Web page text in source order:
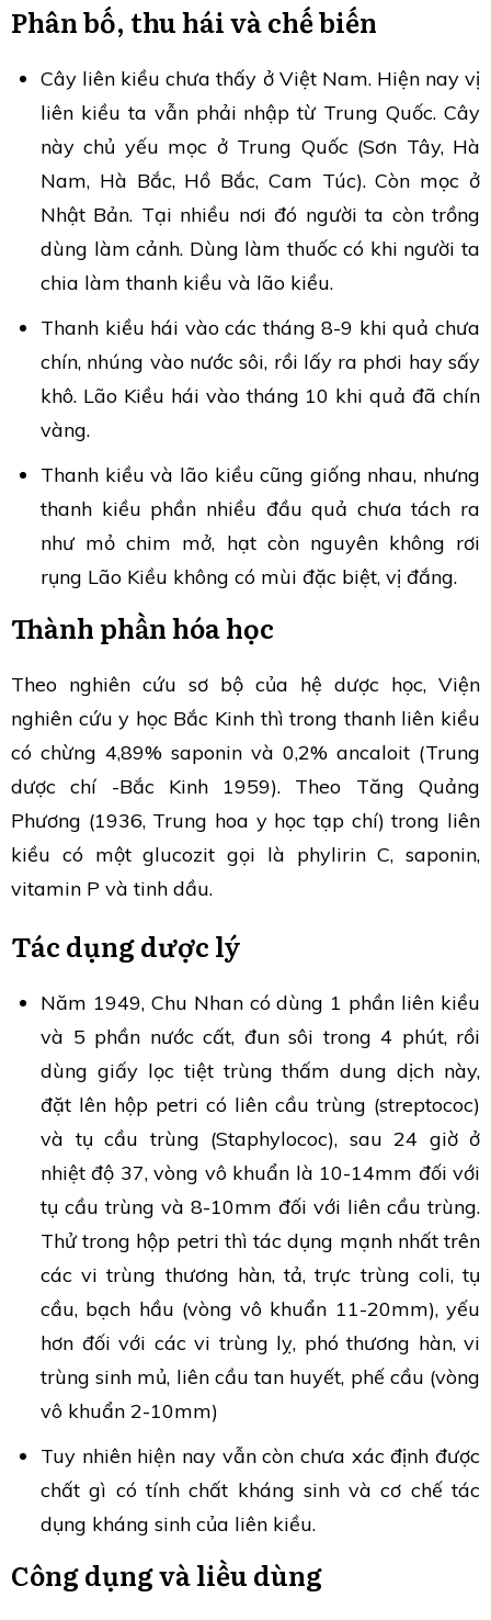
Phân bố, thu hái và chế biến
Cây liên kiều chưa thấy ở Việt Nam. Hiện nay vị
liên kiều ta vẫn phải nhập từ Trung Quốc. Cây
này chủ yếu mọc ở Trung Quốc (Sơn Tây, Hà
Nam, Hà Bắc, Hồ Bắc, Cam Túc). Còn mọc ở
Nhật Bản. Tại nhiều nơi đó người ta còn trồng
dùng làm cảnh. Dùng làm thuốc có khi người ta
chia làm thanh kiều và lão kiều.
Thanh kiều hái vào các tháng 8-9 khi quả chưa
chín, nhúng vào nước sôi, rồi lấy ra phơi hay sấy
khô. Lão Kiều hái vào tháng 10 khi quả đã chín
vàng.
Thanh kiều và lão kiều cũng giống nhau, nhưng
thanh kiều phần nhiều đầu quả chưa tách ra
như mỏ chim mở, hạt còn nguyên không rơi
rụng Lão Kiều không có mùi đặc biệt, vị đắng.
Thành phần hóa học
Theo nghiên cứu sơ bộ của hệ dược học, Viện
nghiên cứu y học Bắc Kinh thì trong thanh liên kiều
có chừng 4,89% saponin và 0,2% ancaloit (Trung
dược chí -Bắc Kinh 1959). Theo Tăng Quảng
Phương (1936, Trung hoa y học tạp chí) trong liên
kiều có một glucozit gọi là phylirin C, saponin,
vitamin P và tinh dầu.
Tác dụng dược lý
Năm 1949, Chu Nhan có dùng 1 phần liên kiều
và 5 phần nước cất, đun sôi trong 4 phút, rồi
dùng giấy lọc tiệt trùng thấm dung dịch này,
đặt lên hộp petri có liên cầu trùng (streptococ)
và tụ cầu trùng (Staphylococ), sau 24 giờ ở
nhiệt độ 37, vòng vô khuẩn là 10-14mm đối với
tụ cầu trùng và 8-10mm đối với liên cầu trùng.
Thử trong hộp petri thì tác dụng mạnh nhất trên
các vi trùng thương hàn, tả, trực trùng coli, tụ
cầu, bạch hầu (vòng vô khuẩn 11-20mm), yếu
hơn đối với các vi trùng lỵ, phó thương hàn, vi
trùng sinh mủ, liên cầu tan huyết, phế cầu (vòng
vô khuẩn 2-10mm)
Tuy nhiên hiện nay vẫn còn chưa xác định được
chất gì có tính chất kháng sinh và cơ chế tác
dụng kháng sinh của liên kiều.
Công dụng và liều dùng